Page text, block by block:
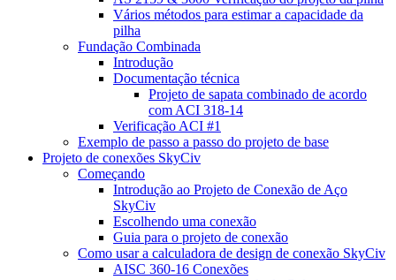
Vários métodos para estimar a capacidade da
pilha
Fundação Combinada
Introdução
Documentação técnica
Projeto de sapata combinado de acordo
com ACI 318-14
Verificação ACI #1
Exemplo de passo a passo do projeto de base
Projeto de conexões SkyCiv
Começando
Introdução ao Projeto de Conexão de Aço
SkyCiv
Escolhendo uma conexão
Guia para o projeto de conexão
Como usar a calculadora de design de conexão SkyCiv
AISC 360-16 Conexões